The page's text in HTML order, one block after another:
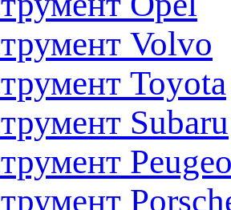
Volvo
Toyota
Subaru